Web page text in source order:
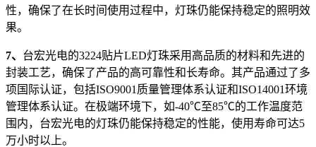
性，确保了在长时间使用过程中，灯珠仍能保持稳定的照明效
果。
7、 台宏光电的3224贴片LED灯珠采用高品质的材料和先进的
封装工艺，确保了产品的高可靠性和长寿命。其产品通过了多
项国际认证，包括ISO9001质量管理体系认证和ISO14001环境
管理体系认证。在极端环境下，如-40℃至85℃的工作温度范
围内，台宏光电的灯珠仍能保持稳定的性能，使用寿命可达5
万小时以上。